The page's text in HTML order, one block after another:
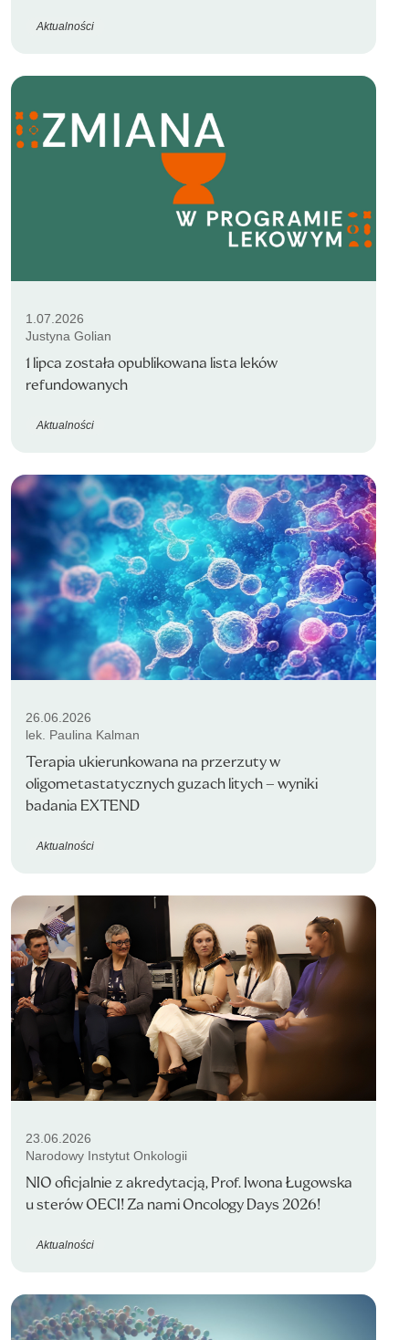
Aktualności
1.07.2026
Justyna Golian
1 lipca została opublikowana lista leków
refundowanych
Aktualności
26.06.2026
lek. Paulina Kalman
Terapia ukierunkowana na przerzuty w
oligometastatycznych guzach litych – wyniki
badania EXTEND
Aktualności
23.06.2026
Narodowy Instytut Onkologii
NIO oficjalnie z akredytacją, Prof. Iwona Ługowska
u sterów OECI! Za nami Oncology Days 2026!
Aktualności